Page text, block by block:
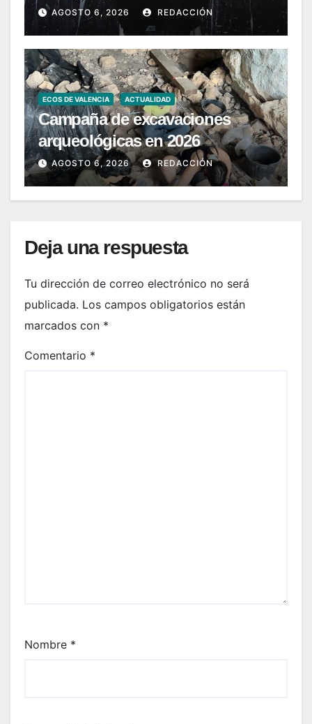
AGOSTO 6, 2026 REDACCIÓN
ECOS DE VALENCIA ACTUALIDAD
Campaña de excavaciones
arqueológicas en 2026
AGOSTO 6, 2026 REDACCIÓN
Deja una respuesta
Tu dirección de correo electrónico no será
publicada. Los campos obligatorios están
marcados con *
Comentario *
Nombre *